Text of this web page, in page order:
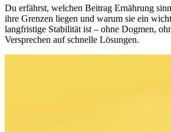
Du erfährst, welchen Beitrag Ernährung
ihre Grenzen liegen und warum sie ein
langfristige Stabilität ist – ohne Dogmen,
Versprechen auf schnelle Lösungen.